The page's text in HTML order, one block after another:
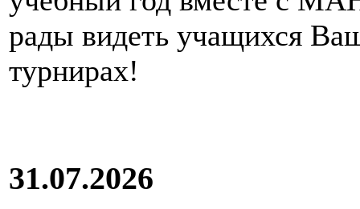
рады видеть учащихся
турнирах!
31.07.2026